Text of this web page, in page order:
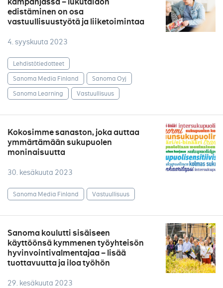
edistäminen on osa
vastuullisuustyötä ja liiketoimintaa
4. syyskuuta 2023
Lehdistötiedotteet
Sanoma Media Finland
Sanoma Oyj
Sanoma Learning
Vastuullisuus
Kokosimme sanaston, joka auttaa
ymmärtämään sukupuolen
moninaisuutta
30. kesäkuuta 2023
Sanoma Media Finland Vastuullisuus
Sanoma koulutti sisäiseen
käyttöönsä kymmenen työyhteisön
hyvinvointivalmentajaa – lisää
tuottavuutta ja iloa työhön
29. kesäkuuta 2023